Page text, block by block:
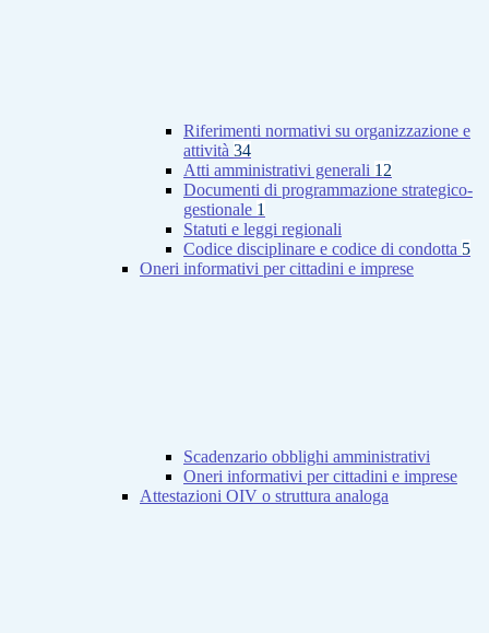
Riferimenti normativi su organizzazione e
attività 34
Atti amministrativi generali 12
Documenti di programmazione strategico-
gestionale 1
Statuti e leggi regionali
Codice disciplinare e codice di condotta 5
Oneri informativi per cittadini e imprese
Scadenzario obblighi amministrativi
Oneri informativi per cittadini e imprese
Attestazioni OIV o struttura analoga